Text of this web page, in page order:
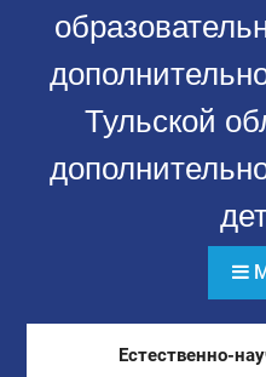
Тульской
Естественно-